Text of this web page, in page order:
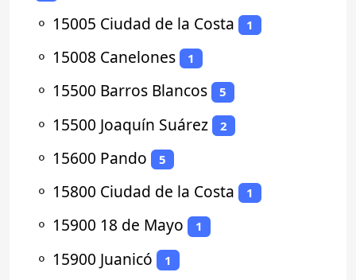
⚬ 15005 Ciudad de la Costa 1
⚬ 15008 Canelones 1
⚬ 15500 Barros Blancos 5
⚬ 15500 Joaquín Suárez 2
⚬ 15600 Pando 5
⚬ 15800 Ciudad de la Costa 1
⚬ 15900 18 de Mayo 1
⚬ 15900 Juanicó 1